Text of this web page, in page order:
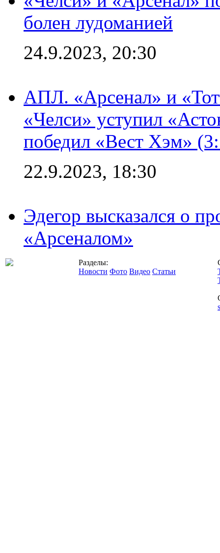
болен лудоманией
24.9.2023, 20:30
АПЛ. «Арсенал» и
«Челси» уступил
победил «Вест Хэм»
22.9.2023, 18:30
Эдегор высказался о
«Арсеналом»
Разделы:
Новости Фото Видео Статьи